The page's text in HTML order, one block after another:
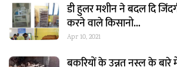
डी हुलर मशीन ने बदल दि
करने वाले किसानो…
Apr 10, 2021